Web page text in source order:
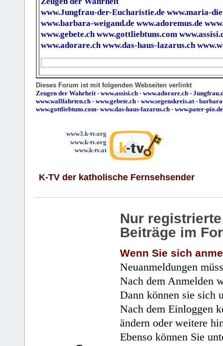
www.Jungfrau-der-Eucharistie.de www.maria-
www.barbara-weigand.de www.adoremus.de
www.gebete.ch www.gottliebtuns.com
www.adorare.ch www.das-haus-lazarus.ch
Dieses Forum ist mit folgenden Webseiten verlinkt
Zeugen der Wahrheit- www.assisi.ch - www.adorare.ch -
www.wallfahrten.ch - www.gebete.ch - www.segenskreis.at-
www.gottliebtuns.com- www.das-haus-lazarus.ch - www.pater-pio.de
www3.k-tv.org
www.k-tv.org
www.k-tv.at
K-TV der katholische Fernsehsender
Nur
Beiträge im
Wenn Sie sich
Neuanmeldungen
Nach dem Anmelden
Dann können sie sich
Nach dem Einloggen
ändern oder weitere
Ebenso können Sie